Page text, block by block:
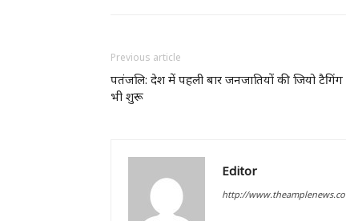
Previous article
पतंजलि: देश में पहली बार जनजातियों की जियो टैगिंग
भी शुरू
Editor
http://